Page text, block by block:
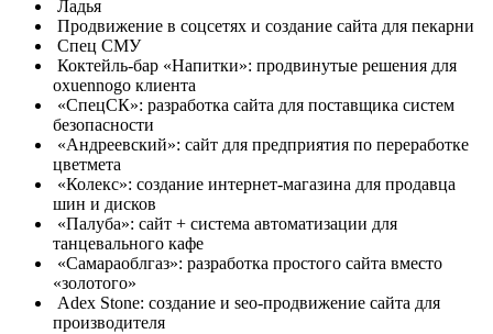
Ладья
Продвижение в соцсетях и создание сайта для пекарни
Спец СМУ
Коктейль-бар «Напитки»: продвинутые решения для
oxuennogo клиента
«СпецСК»: разработка сайта для поставщика систем
безопасности
«Андреевский»: сайт для предприятия по переработке
цветмета
«Колекс»: создание интернет-магазина для продавца
шин и дисков
«Палуба»: сайт + система автоматизации для
танцевального кафе
«Самараоблгаз»: разработка простого сайта вместо
«золотого»
Adex Stone: создание и seo-продвижение сайта для
производителя